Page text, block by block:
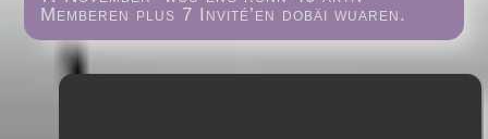
Memberen plus 7 Invité’en dobäi wuaren.